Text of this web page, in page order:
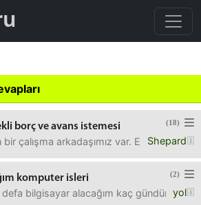
(18)
borç ve avans istemesi
Shepard
bir çalışma arkadaşımız var. Evini
(2)
komputer isleri
yol
defa bilgisayar alacağım kaç gündür